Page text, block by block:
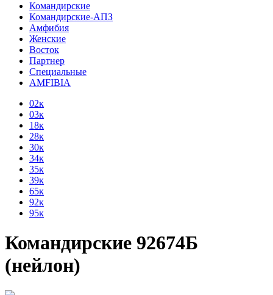
Командирские
Командирские-АПЗ
Амфибия
Женские
Восток
Партнер
Специальные
AMFIBIA
02к
03к
18к
28к
30к
34к
35к
39к
65к
92к
95к
Командирские 92674Б
(нейлон)